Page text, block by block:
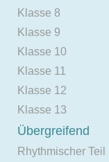
Klasse 8
Klasse 9
Klasse 10
Klasse 11
Klasse 12
Klasse 13
Übergreifend
Rhythmischer Teil